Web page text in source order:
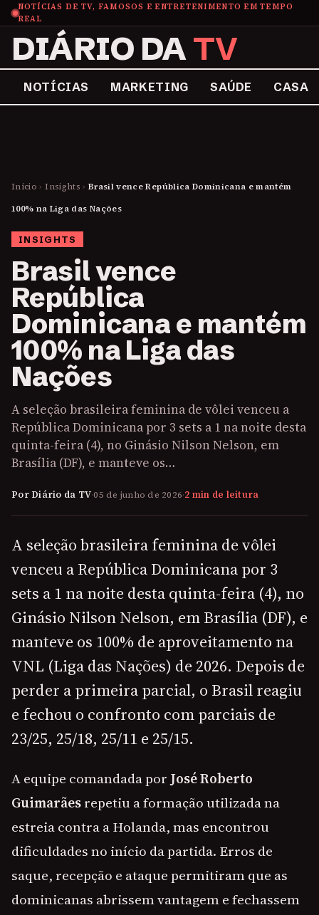
NOTÍCIAS DE TV, FAMOSOS E ENTRETENIMENTO EM TEMPO
REAL
DIÁRIO DATV
NOTÍCIAS MARKETING SAÚDE CASA
Início › Insights › Brasil vence República Dominicana e mantém
100% na Liga das Nações
INSIGHTS
Brasil vence
República
Dominicana e mantém
100% na Liga das
Nações
A seleção brasileira feminina de vôlei venceu a
República Dominicana por 3 sets a 1 na noite desta
quinta-feira (4), no Ginásio Nilson Nelson, em
Brasília (DF), e manteve os…
Por Diário da TV·05 de junho de 2026·2 min de leitura
A seleção brasileira feminina de vôlei
venceu a República Dominicana por 3
sets a 1 na noite desta quinta-feira (4), no
Ginásio Nilson Nelson, em Brasília (DF), e
manteve os 100% de aproveitamento na
VNL (Liga das Nações) de 2026. Depois de
perder a primeira parcial, o Brasil reagiu
e fechou o confronto com parciais de
23/25, 25/18, 25/11 e 25/15.
A equipe comandada por José Roberto
Guimarãesrepetiu a formação utilizada na
estreia contra a Holanda, mas encontrou
dificuldades no início da partida. Erros de
saque, recepção e ataque permitiram que as
dominicanas abrissem vantagem e fechassem